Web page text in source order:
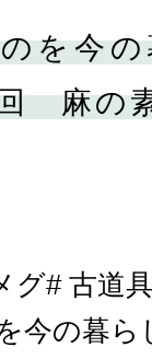
を今
麻の素
グ 古道
今の暮ら